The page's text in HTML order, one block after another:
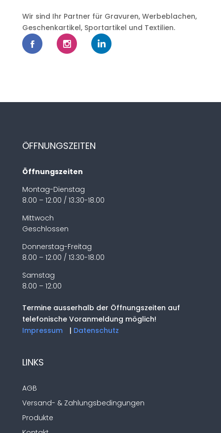
Wir sind Ihr Partner für Gravuren, Werbeblachen,
Geschenkartikel, Sportartikel und Textilien.
ÖFFNUNGSZEITEN
Öffnungszeiten
Montag-Dienstag
8.00 – 12:00 / 13.30-18.00
Mittwoch
Geschlossen
Donnerstag-Freitag
8.00 – 12:00 / 13.30-18.00
Samstag
8.00 – 12:00
Termine ausserhalb der Öffnungszeiten auf
telefonische Voranmeldung möglich!
Impressum
| Datenschutz
LINKS
AGB
Versand- & Zahlungsbedingungen
Produkte